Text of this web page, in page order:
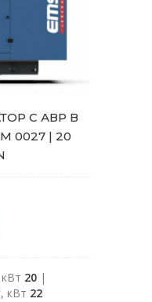
С АВР В
0027 | 20
20 |
кВт 22